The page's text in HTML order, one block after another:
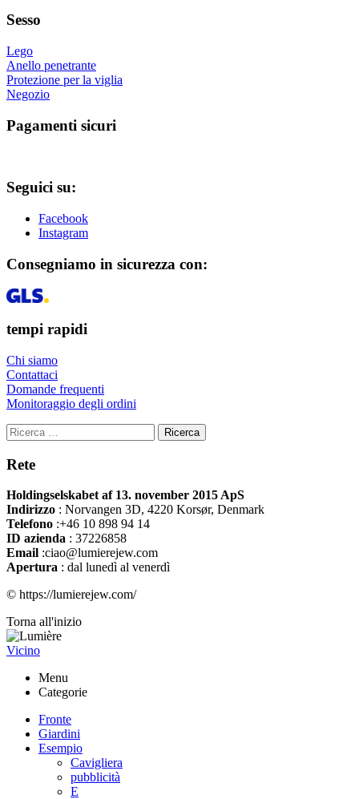
Sesso
Lego
Anello penetrante
Protezione per la viglia
Negozio
Pagamenti sicuri
Seguici su:
Facebook
Instagram
Consegniamo in sicurezza con:
tempi rapidi
Chi siamo
Contattaci
Domande frequenti
Monitoraggio degli ordini
Ricerca
Rete
Holdingselskabet af 13. november 2015 ApS
Indirizzo : Norvangen 3D, 4220 Korsør, Denmark
Telefono :+46 10 898 94 14
ID azienda : 37226858
Email :ciao@lumierejew.com
Apertura : dal lunedì al venerdì
© https://lumierejew.com/
Torna all'inizio
Vicino
Menu
Categorie
Fronte
Giardini
Esempio
Cavigliera
pubblicità
E